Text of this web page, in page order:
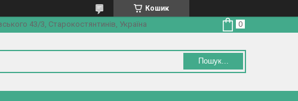
Кошик
43/3, Старокостянтинів, Україна
Пошук...